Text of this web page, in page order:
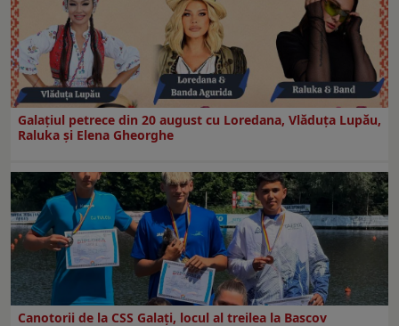
Galaţiul petrece din 20 august cu Loredana, Vlăduța Lupău,
Raluka și Elena Gheorghe
Canotorii de la CSS Galați, locul al treilea la Bascov